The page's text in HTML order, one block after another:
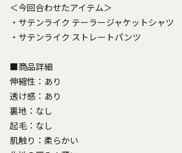
＜今回合わせたアイテム＞
・サテンライク テーラージャケットシャツ
・サテンライク ストレートパンツ
■商品詳細
伸縮性：あり
透け感：あり
裏地：なし
起毛：なし
肌触り：柔らかい